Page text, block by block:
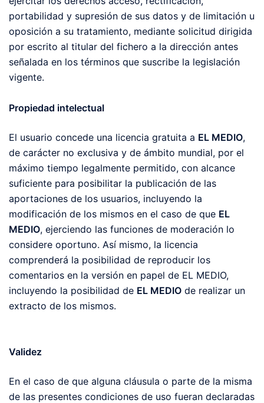
portabilidad y supresión de sus datos y de limitación u
oposición a su tratamiento, mediante solicitud dirigida
por escrito al titular del fichero a la dirección antes
señalada en los términos que suscribe la legislación
vigente.
Propiedad intelectual
El usuario concede una licencia gratuita a EL MEDIO,
de carácter no exclusiva y de ámbito mundial, por el
máximo tiempo legalmente permitido, con alcance
suficiente para posibilitar la publicación de las
aportaciones de los usuarios, incluyendo la
modificación de los mismos en el caso de que EL
MEDIO, ejerciendo las funciones de moderación lo
considere oportuno. Así mismo, la licencia
comprenderá la posibilidad de reproducir los
comentarios en la versión en papel de EL MEDIO,
incluyendo la posibilidad de EL MEDIO de realizar un
extracto de los mismos.
Validez
En el caso de que alguna cláusula o parte de la misma
de las presentes condiciones de uso fueran declaradas